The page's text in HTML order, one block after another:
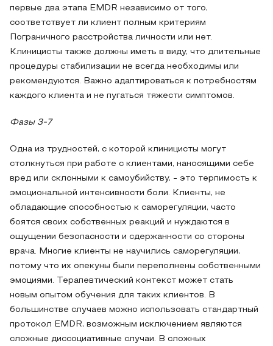
первые два этапа EMDR независимо от того,
соответствует ли клиент полным критериям
Пограничного расстройства личности или нет.
Клиницисты также должны иметь в виду, что длительные
процедуры стабилизации не всегда необходимы или
рекомендуются. Важно адаптироваться к потребностям
каждого клиента и не пугаться тяжести симптомов.
Фазы 3-7
Одна из трудностей, с которой клиницисты могут
столкнуться при работе с клиентами, наносящими себе
вред или склонными к самоубийству, - это терпимость к
эмоциональной интенсивности боли. Клиенты, не
обладающие способностью к саморегуляции, часто
боятся своих собственных реакций и нуждаются в
ощущении безопасности и сдержанности со стороны
врача. Многие клиенты не научились саморегуляции,
потому что их опекуны были переполнены собственными
эмоциями. Терапевтический контекст может стать
новым опытом обучения для таких клиентов. В
большинстве случаев можно использовать стандартный
протокол EMDR, возможным исключением являются
сложные диссоциативные случаи. В сложных